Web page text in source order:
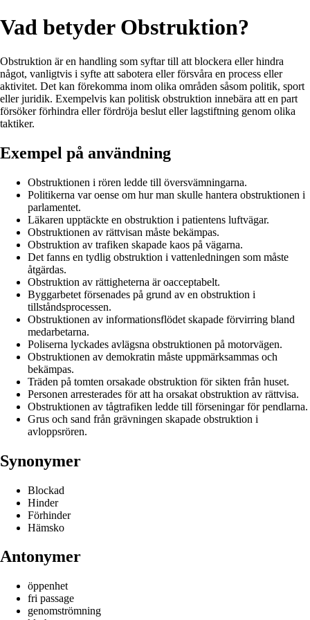
Vad betyder Obstruktion?
Obstruktion är en handling som syftar till att blockera eller hindra
något, vanligtvis i syfte att sabotera eller försvåra en process eller
aktivitet. Det kan förekomma inom olika områden såsom politik, sport
eller juridik. Exempelvis kan politisk obstruktion innebära att en part
försöker förhindra eller fördröja beslut eller lagstiftning genom olika
taktiker.
Exempel på användning
Obstruktionen i rören ledde till översvämningarna.
Politikerna var oense om hur man skulle hantera obstruktionen i
parlamentet.
Läkaren upptäckte en obstruktion i patientens luftvägar.
Obstruktionen av rättvisan måste bekämpas.
Obstruktion av trafiken skapade kaos på vägarna.
Det fanns en tydlig obstruktion i vattenledningen som måste
åtgärdas.
Obstruktion av rättigheterna är oacceptabelt.
Byggarbetet försenades på grund av en obstruktion i
tillståndsprocessen.
Obstruktionen av informationsflödet skapade förvirring bland
medarbetarna.
Poliserna lyckades avlägsna obstruktionen på motorvägen.
Obstruktionen av demokratin måste uppmärksammas och
bekämpas.
Träden på tomten orsakade obstruktion för sikten från huset.
Personen arresterades för att ha orsakat obstruktion av rättvisa.
Obstruktionen av tågtrafiken ledde till förseningar för pendlarna.
Grus och sand från grävningen skapade obstruktion i
avloppsrören.
Synonymer
Blockad
Hinder
Förhinder
Hämsko
Antonymer
öppenhet
fri passage
genomströmning